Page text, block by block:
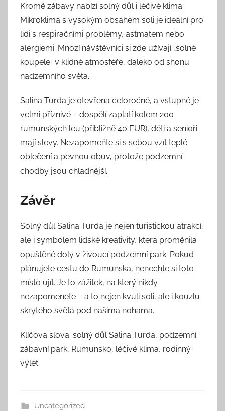
Kromě zábavy nabízí solný důl i léčivé klima.
Mikroklima s vysokým obsahem soli je ideální pro
lidi s respiračními problémy, astmatem nebo
alergiemi. Mnozí návštěvníci si zde užívají „solné
koupele“ v klidné atmosféře, daleko od shonu
nadzemního světa.
Salina Turda je otevřena celoročně, a vstupné je
velmi příznivé – dospělí zaplatí kolem 200
rumunských leu (přibližně 40 EUR), děti a senioři
mají slevy. Nezapomeňte si s sebou vzít teplé
oblečení a pevnou obuv, protože podzemní
chodby jsou chladnější.
Závěr
Solný důl Salina Turda je nejen turistickou atrakcí,
ale i symbolem lidské kreativity, která proměnila
opuštěné doly v živoucí podzemní park. Pokud
plánujete cestu do Rumunska, nenechte si toto
místo ujít. Je to zážitek, na který nikdy
nezapomenete – a to nejen kvůli soli, ale i kouzlu
skrytého světa pod našima nohama.
Klíčová slova: solný důl Salina Turda, podzemní
zábavní park, Rumunsko, léčivé klima, rodinný
výlet
Uncategorized